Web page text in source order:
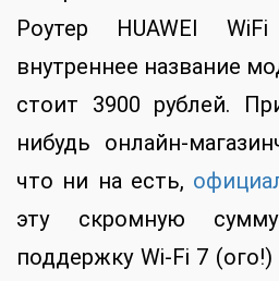
Роутер HUAWEI
внутреннее название
стоит 3900 рублей.
нибудь онлайн-
что ни на есть,
эту скромную
поддержку Wi-Fi 7